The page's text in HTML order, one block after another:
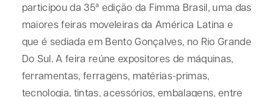
participou da 35ª edição da Fimma Brasil, uma das
maiores feiras moveleiras da América Latina e
que é sediada em Bento Gonçalves, no Rio Grande
Do Sul. A feira reúne expositores de máquinas,
ferramentas, ferragens, matérias-primas,
tecnologia, tintas, acessórios, embalagens, entre